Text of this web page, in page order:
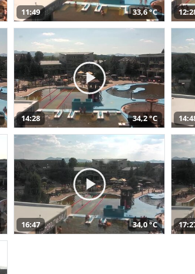
11:49 33,6 °C
14:28 34,2 °C
16:47 34,0 °C